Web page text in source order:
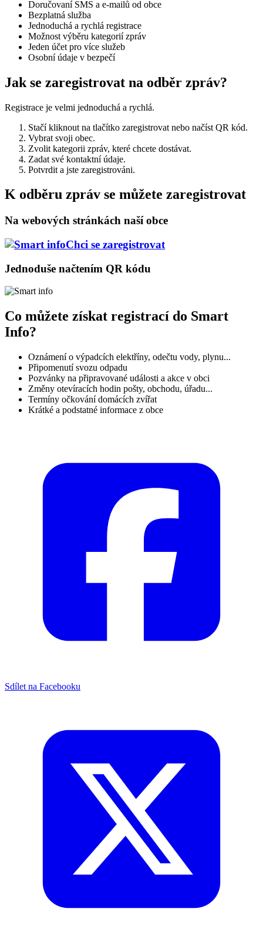
Doručovaní SMS a e-mailů od obce
Bezplatná služba
Jednoduchá a rychlá registrace
Možnost výběru kategorií zpráv
Jeden účet pro více služeb
Osobní údaje v bezpečí
Jak se zaregistrovat na odběr zpráv?
Registrace je velmi jednoduchá a rychlá.
Stačí kliknout na tlačítko zaregistrovat nebo načíst QR kód.
Vybrat svoji obec.
Zvolit kategorii zpráv, které chcete dostávat.
Zadat své kontaktní údaje.
Potvrdit a jste zaregistrováni.
K odběru zpráv se můžete zaregistrovat
Na webových stránkách naší obce
Chci se zaregistrovat
Jednoduše načtením QR kódu
Co můžete získat registrací do Smart
Info?
Oznámení o výpadcích elektříny, odečtu vody, plynu...
Připomenutí svozu odpadu
Pozvánky na připravované události a akce v obci
Změny otevíracích hodin pošty, obchodu, úřadu...
Termíny očkování domácích zvířat
Krátké a podstatné informace z obce
Sdílet na Facebooku